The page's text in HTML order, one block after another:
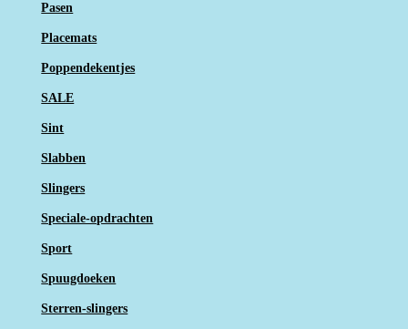
Pasen
Placemats
Poppendekentjes
SALE
Sint
Slabben
Slingers
Speciale-opdrachten
Sport
Spuugdoeken
Sterren-slingers